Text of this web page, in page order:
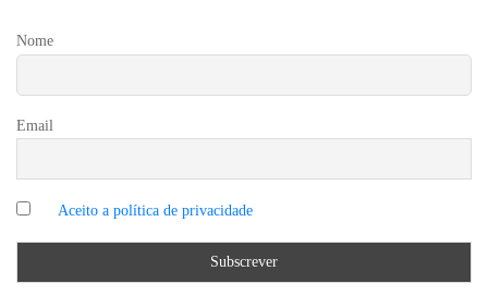
Nome
Email